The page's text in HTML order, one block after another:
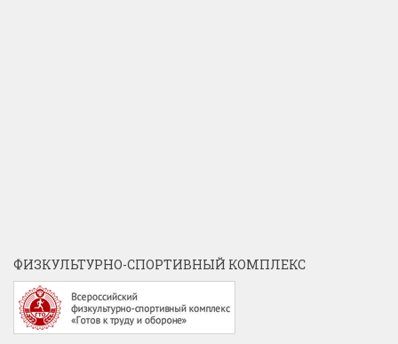
ФИЗКУЛЬТУРНО-СПОРТИВНЫЙ КОМПЛЕКС